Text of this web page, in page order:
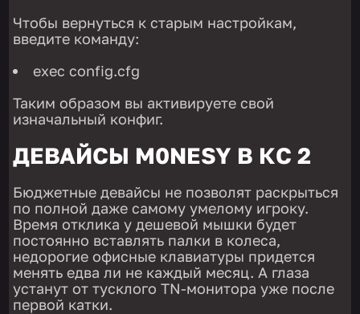
Чтобы вернуться к старым настройкам,
введите команду:
exec config.cfg
Таким образом вы активируете свой
изначальный конфиг.
ДЕВАЙСЫ M0NESY В КС 2
Бюджетные девайсы не позволят раскрыться
по полной даже самому умелому игроку.
Время отклика у дешевой мышки будет
постоянно вставлять палки в колеса,
недорогие офисные клавиатуры придется
менять едва ли не каждый месяц. А глаза
устанут от тусклого TN-монитора уже после
первой катки.